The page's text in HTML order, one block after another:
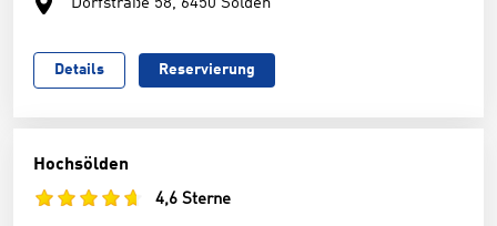
Dorfstraße 58, 6450 Sölden
Details Reservierung
Hochsölden
4,6 Sterne